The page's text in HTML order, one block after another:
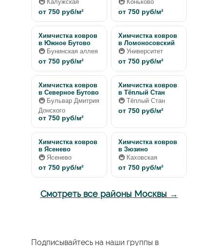
🚇 Калужская
от 750 руб/м²
🚇 Коньково
от 750 руб/м²
Химчистка ковров
в Южное Бутово
🚇 Бунинская аллея
от 750 руб/м²
Химчистка ковров
в Ломоносовский
🚇 Университет
от 750 руб/м²
Химчистка ковров
в Северное Бутово
🚇 Бульвар Дмитрия
Донского
от 750 руб/м²
Химчистка ковров
в Тёплый Стан
🚇 Тёплый Стан
от 750 руб/м²
Химчистка ковров
в Ясенево
🚇 Ясенево
от 750 руб/м²
Химчистка ковров
в Зюзино
🚇 Каховская
от 750 руб/м²
Смотреть все районы Москвы →
Подписывайтесь на наши группы в